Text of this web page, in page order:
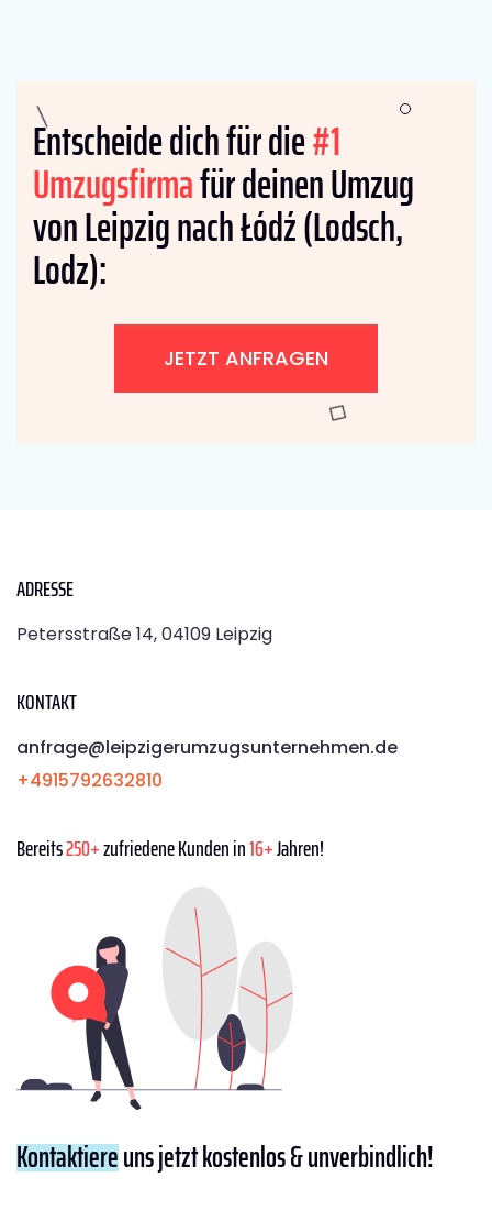
Entscheide dich für die#1
Umzugsfirmafür deinen Umzug
von Leipzig nach Łódź (Lodsch,
Lodz):
JETZT ANFRAGEN
ADRESSE
Petersstraße 14, 04109 Leipzig
KONTAKT
anfrage@leipzigerumzugsunternehmen.de
+4915792632810
Bereits250+zufriedene Kunden in16+Jahren!
Kontaktiereuns jetzt kostenlos & unverbindlich!